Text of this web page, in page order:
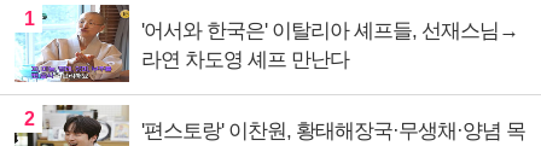
1
'어서와 한국은' 이탈리아 셰프들, 선재스님→
라연 차도영 셰프 만난다
2
'편스토랑' 이찬원, 황태해장국·무생채·양념 목